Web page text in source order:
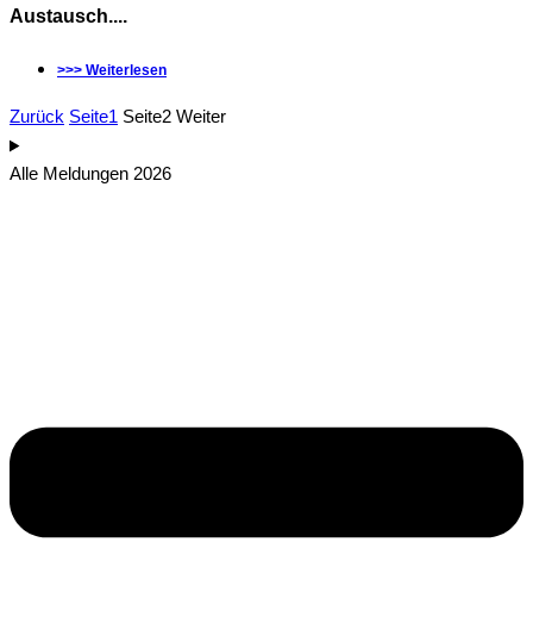
Austausch....
>>> Weiterlesen
Zurück Seite1 Seite2 Weiter
Alle Meldungen 2026